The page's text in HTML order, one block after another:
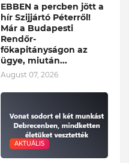
EBBEN a percben jött a
hír Szijjártó Péterről!
Már a Budapesti
Rendőr-
főkapitányságon az
ügye, miután...
August 07, 2026
AKTUÁLIS